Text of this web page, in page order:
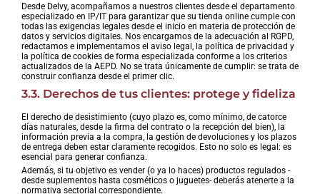
Desde Delvy, acompañamos a nuestros clientes desde el departamento
especializado en IP/IT para garantizar que su tienda online cumple con
todas las exigencias legales desde el inicio en materia de protección de
datos y servicios digitales. Nos encargamos de la adecuación al RGPD,
redactamos e implementamos el aviso legal, la política de privacidad y
la política de cookies de forma especializada conforme a los criterios
actualizados de la AEPD. No se trata únicamente de cumplir: se trata de
construir confianza desde el primer clic.
3.3. Derechos de tus clientes: protege y fideliza
El derecho de desistimiento (cuyo plazo es, como mínimo, de catorce
días naturales, desde la firma del contrato o la recepción del bien), la
información previa a la compra, la gestión de devoluciones y los plazos
de entrega deben estar claramente recogidos. Esto no solo es legal: es
esencial para generar confianza.
Además, si tu objetivo es vender (o ya lo haces) productos regulados -
desde suplementos hasta cosméticos o juguetes- deberás atenerte a la
normativa sectorial correspondiente.